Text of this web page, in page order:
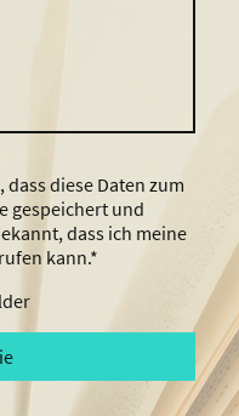
diese Daten zum
gespeichert und
dass ich meine
kann.*